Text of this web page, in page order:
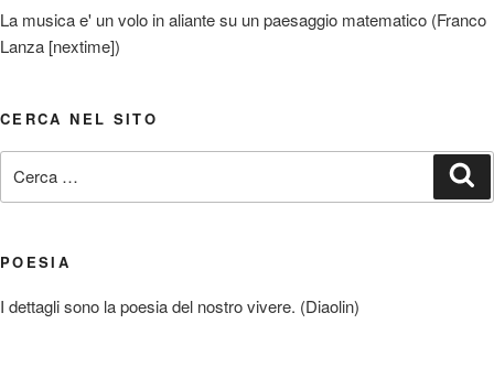
La musica e' un volo in aliante su un paesaggio matematico (Franco
Lanza [nextime])
CERCA NEL SITO
POESIA
I dettagli sono la poesia del nostro vivere. (Diaolin)